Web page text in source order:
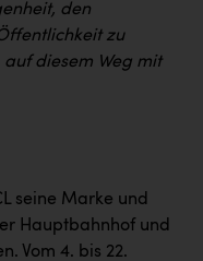
den
zu
diesem Weg mit
seine Marke und
Hauptbahnhof und
Vom 4. bis 22.